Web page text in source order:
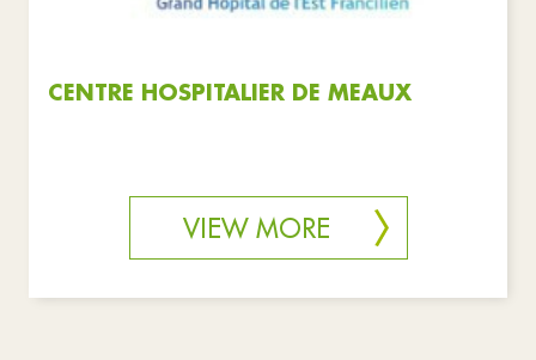
CENTRE HOSPITALIER DE MEAUX
VIEW MORE